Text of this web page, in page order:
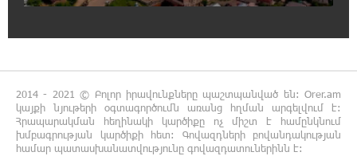
Լինելու եմ սկզբունքային, հետևողական և
անզիջում այնտեղ, որտեղ խոսքը
վերաբերում է արդարությանը, օրենքին և ազգային շահին.
Ղահրամանյան
2014 - 2021 © Բոլոր իրավունքները պաշտպանված են: Orer.am
կայքի նյութերի օգտագործումն առանց հղման արգելվում է:
Հրապարակման հեղինակի կարծիքը ոչ միշտ է համընկնում
խմբագրության կարծիքի հետ: Գովազդների բովանդակության
համար պատասխանատվությունը գովազդատուներինն է: